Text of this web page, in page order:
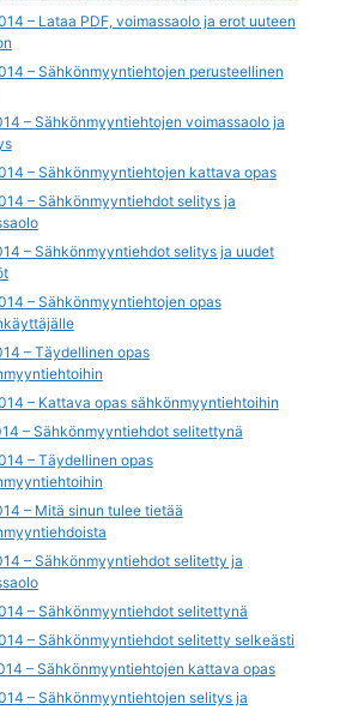
– Lataa PDF, voimassaolo ja erot uuteen
– Sähkönmyyntiehtojen perusteellinen
– Sähkönmyyntiehtojen voimassaolo ja
– Sähkönmyyntiehtojen kattava opas
– Sähkönmyyntiehdot selitys ja
– Sähkönmyyntiehdot selitys ja uudet
– Sähkönmyyntiehtojen opas
– Täydellinen opas
– Kattava opas sähkönmyyntiehtoihin
– Sähkönmyyntiehdot selitettynä
– Täydellinen opas
– Mitä sinun tulee tietää
– Sähkönmyyntiehdot selitetty ja
– Sähkönmyyntiehdot selitettynä
– Sähkönmyyntiehdot selitetty selkeästi
– Sähkönmyyntiehtojen kattava opas
– Sähkönmyyntiehtojen selitys ja